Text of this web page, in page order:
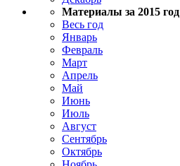
Материалы за 2015 год
Весь год
Январь
Февраль
Март
Апрель
Май
Июнь
Июль
Август
Сентябрь
Октябрь